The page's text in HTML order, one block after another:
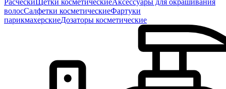
РасческиЩетки косметическиеАксессуары для окрашивания
волосСалфетки косметическиеФартуки
парикмахерскиеДозаторы косметические